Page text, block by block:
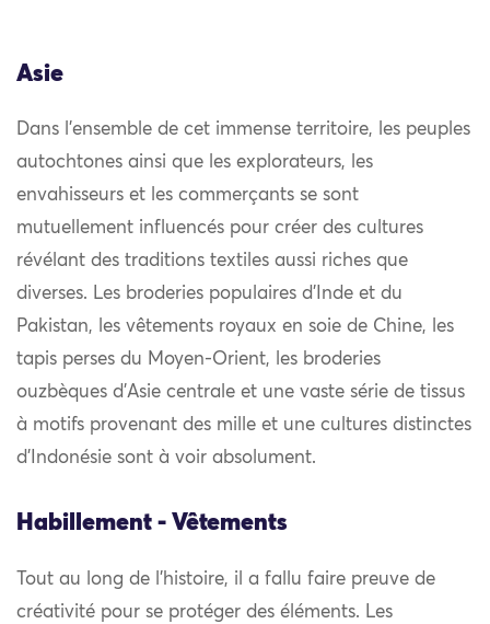
Asie
Dans l’ensemble de cet immense territoire, les peuples
autochtones ainsi que les explorateurs, les
envahisseurs et les commerçants se sont
mutuellement influencés pour créer des cultures
révélant des traditions textiles aussi riches que
diverses. Les broderies populaires d’Inde et du
Pakistan, les vêtements royaux en soie de Chine, les
tapis perses du Moyen-Orient, les broderies
ouzbèques d’Asie centrale et une vaste série de tissus
à motifs provenant des mille et une cultures distinctes
d’Indonésie sont à voir absolument.
Habillement - Vêtements
Tout au long de l’histoire, il a fallu faire preuve de
créativité pour se protéger des éléments. Les